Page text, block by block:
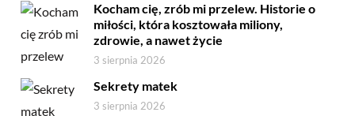
Kocham cię, zrób mi przelew. Historie o
miłości, która kosztowała miliony,
zdrowie, a nawet życie
3 sierpnia 2026
Sekrety matek
3 sierpnia 2026